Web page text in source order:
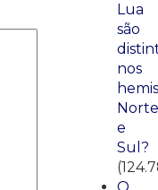
Lua
são
nos
Norte
e
Sul?